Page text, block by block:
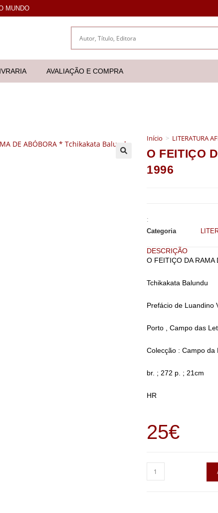
MUNDO
AVALIAÇÃO E COMPRA
Início > LITERATURA
O FEITIÇO
1996
:
Categoria
DESCRIÇÃO
O FEITIÇO DA RAMA
Tchikakata Balundu
Prefácio de Luandino
Porto , Campo das
Colecção : Campo da
br. ; 272 p. ; 21cm
HR
25€